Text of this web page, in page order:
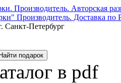
Производитель. Доставка по
Санкт-Петербург
в pdf